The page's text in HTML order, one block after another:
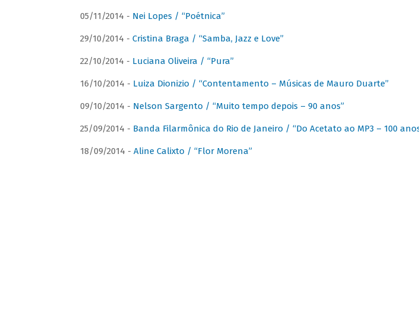
05/11/2014 - Nei Lopes / “Poétnica”
29/10/2014 - Cristina Braga / “Samba, Jazz e Love”
22/10/2014 - Luciana Oliveira / “Pura”
16/10/2014 - Luiza Dionizio / “Contentamento – Músicas de Mauro Duarte”
09/10/2014 - Nelson Sargento / “Muito tempo depois – 90 anos”
25/09/2014 - Banda Filarmônica do Rio de Janeiro / “Do Acetato ao MP3 – 100
18/09/2014 - Aline Calixto / “Flor Morena”